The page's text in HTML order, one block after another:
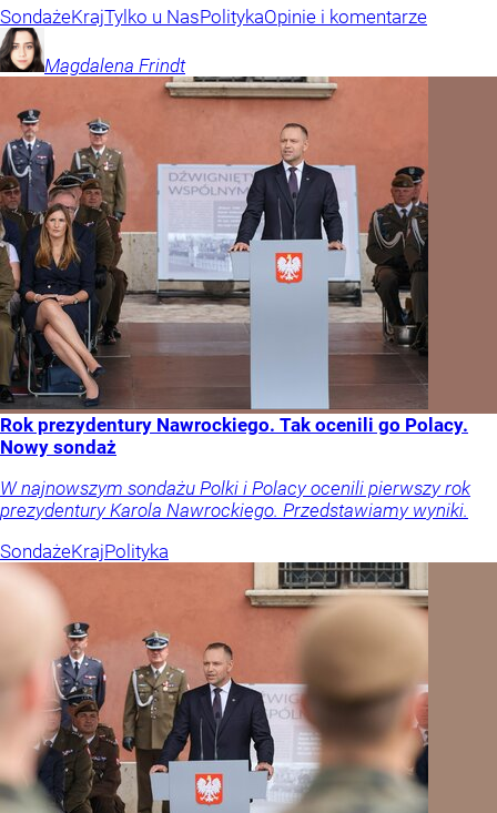
SondażeKrajTylko u NasPolitykaOpinie i komentarze
Magdalena Frindt
Rok prezydentury Nawrockiego. Tak ocenili go Polacy.
Nowy sondaż
W najnowszym sondażu Polki i Polacy ocenili pierwszy rok
prezydentury Karola Nawrockiego. Przedstawiamy wyniki.
SondażeKrajPolityka